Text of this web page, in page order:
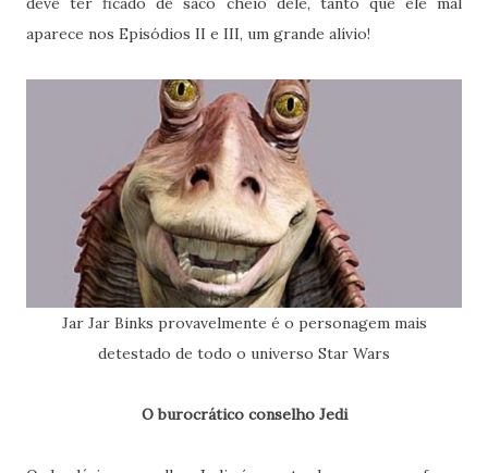
aparece nos Episódios II e III, um grande alívio!
Jar Jar Binks provavelmente é o personagem mais
detestado de todo o universo Star Wars
O burocrático conselho Jedi